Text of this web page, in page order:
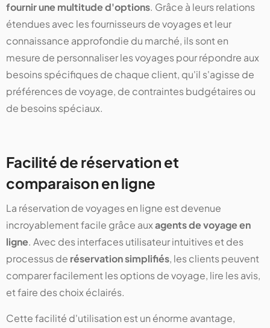
fournir une multitude d'options. Grâce à leurs relations
étendues avec les fournisseurs de voyages et leur
connaissance approfondie du marché, ils sont en
mesure de personnaliser les voyages pour répondre aux
besoins spécifiques de chaque client, qu'il s'agisse de
préférences de voyage, de contraintes budgétaires ou
de besoins spéciaux.
Facilité de réservation et
comparaison en ligne
La réservation de voyages en ligne est devenue
incroyablement facile grâce auxagents de voyage en
ligne. Avec des interfaces utilisateur intuitives et des
processus de réservation simplifiés, les clients peuvent
comparer facilement les options de voyage, lire les avis,
et faire des choix éclairés.
Cette facilité d'utilisation est un énorme avantage,